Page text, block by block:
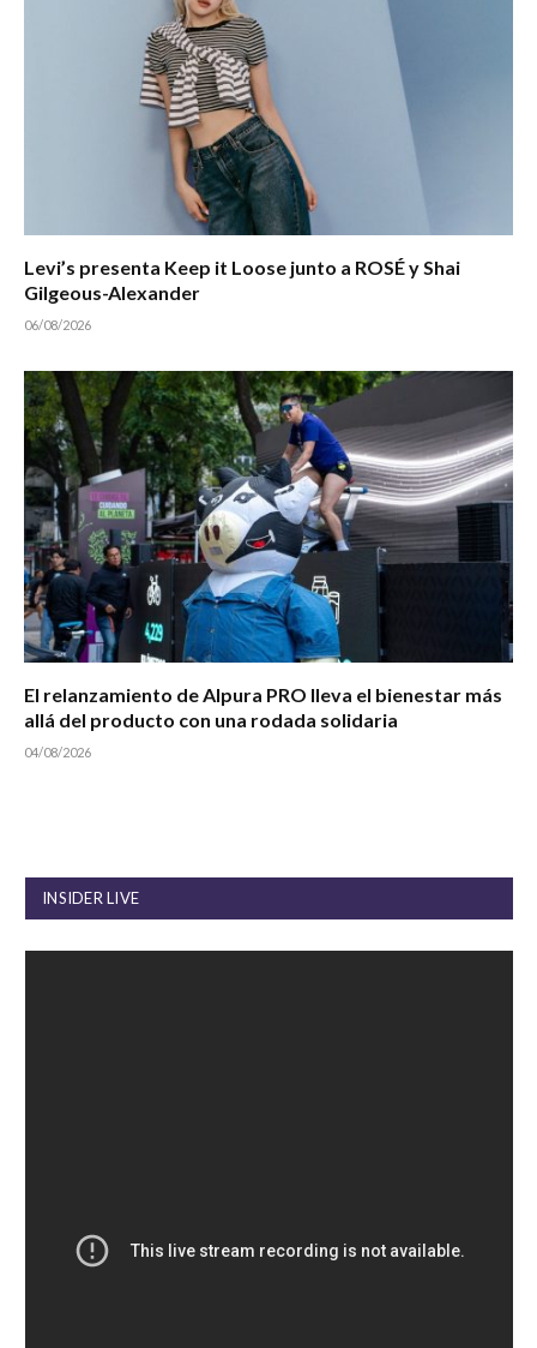
Levi’s presenta Keep it Loose junto a ROSÉ y Shai
Gilgeous-Alexander
06/08/2026
El relanzamiento de Alpura PRO lleva el bienestar más
allá del producto con una rodada solidaria
04/08/2026
INSIDER LIVE